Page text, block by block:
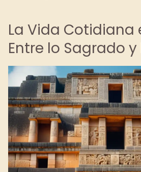
La Vida Cotidiana
Entre lo Sagrado